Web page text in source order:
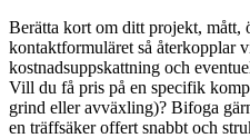
Berätta kort om ditt projekt, mått,
kontaktformuläret så återkopplar
kostnadsuppskattning och
Vill du få pris på en specifik
grind eller avväxling)? Bifoga
en träffsäker offert snabbt och